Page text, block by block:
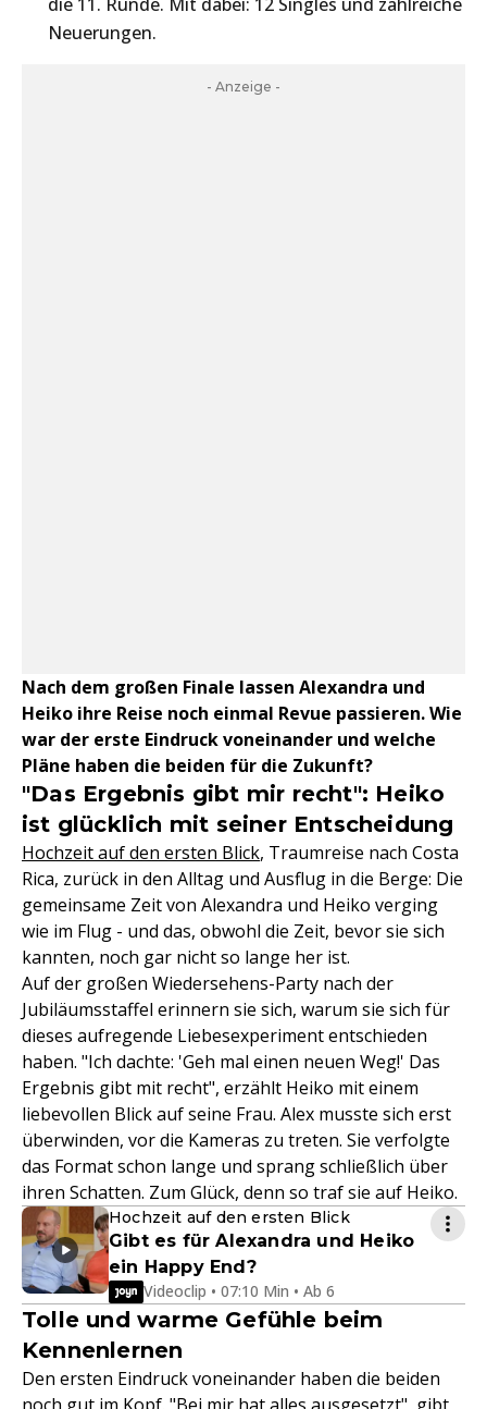
Neuerungen.
- Anzeige -
Nach dem großen Finale lassen Alexandra und
Heiko ihre Reise noch einmal Revue passieren. Wie
war der erste Eindruck voneinander und welche
Pläne haben die beiden für die Zukunft?
"Das Ergebnis gibt mir recht": Heiko
ist glücklich mit seiner Entscheidung
Hochzeit auf den ersten Blick, Traumreise nach Costa
Rica, zurück in den Alltag und Ausflug in die Berge: Die
gemeinsame Zeit von Alexandra und Heiko verging
wie im Flug - und das, obwohl die Zeit, bevor sie sich
kannten, noch gar nicht so lange her ist.
Auf der großen Wiedersehens-Party nach der
Jubiläumsstaffel erinnern sie sich, warum sie sich für
dieses aufregende Liebesexperiment entschieden
haben. "Ich dachte: 'Geh mal einen neuen Weg!' Das
Ergebnis gibt mit recht", erzählt Heiko mit einem
liebevollen Blick auf seine Frau. Alex musste sich erst
überwinden, vor die Kameras zu treten. Sie verfolgte
das Format schon lange und sprang schließlich über
ihren Schatten. Zum Glück, denn so traf sie auf Heiko.
Hochzeit auf den ersten Blick
Gibt es für Alexandra und Heiko
ein Happy End?
Videoclip • 07:10 Min • Ab 6
Tolle und warme Gefühle beim
Kennenlernen
Den ersten Eindruck voneinander haben die beiden